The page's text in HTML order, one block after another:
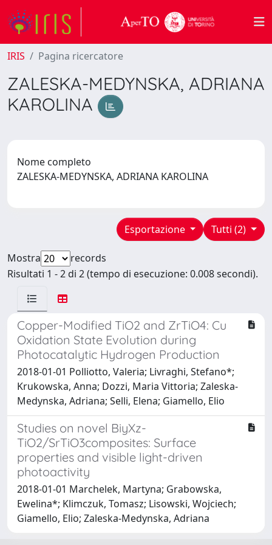
IRIS Pagina ricercatore
ZALESKA-MEDYNSKA, ADRIANA
KAROLINA
Nome completo
ZALESKA-MEDYNSKA, ADRIANA KAROLINA
Tutti (2)
Esportazione
Mostra
records
Risultati 1 - 2 di 2 (tempo di esecuzione: 0.008 secondi).
Copper-Modified TiO2 and ZrTiO4: Cu
Oxidation State Evolution during
Photocatalytic Hydrogen Production
2018-01-01 Polliotto, Valeria; Livraghi, Stefano*;
Krukowska, Anna; Dozzi, Maria Vittoria; Zaleska-
Medynska, Adriana; Selli, Elena; Giamello, Elio
Studies on novel BiyXz-
TiO2/SrTiO3composites: Surface
properties and visible light-driven
photoactivity
2018-01-01 Marchelek, Martyna; Grabowska,
Ewelina*; Klimczuk, Tomasz; Lisowski, Wojciech;
Giamello, Elio; Zaleska-Medynska, Adriana